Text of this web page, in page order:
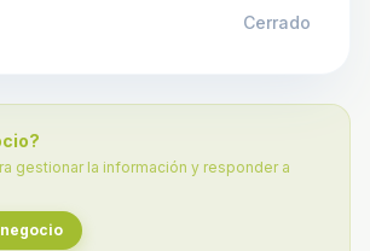
Cerrado
gestionar la información y responder a